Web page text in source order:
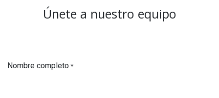
Únete a nuestro equipo
Nombre completo*